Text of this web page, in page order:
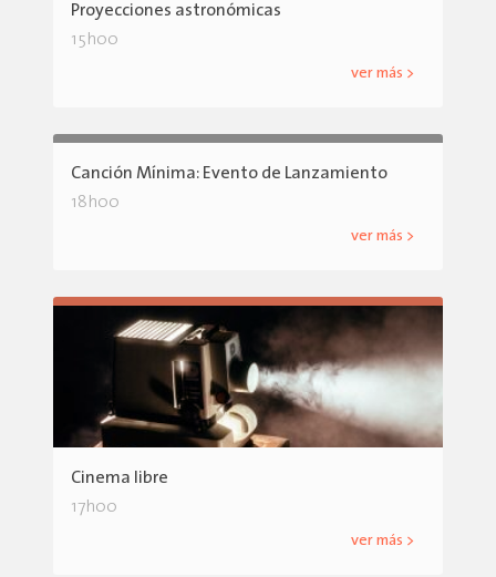
Proyecciones astronómicas
15h00
ver más >
Canción Mínima: Evento de Lanzamiento
18h00
ver más >
Cinema libre
17h00
ver más >